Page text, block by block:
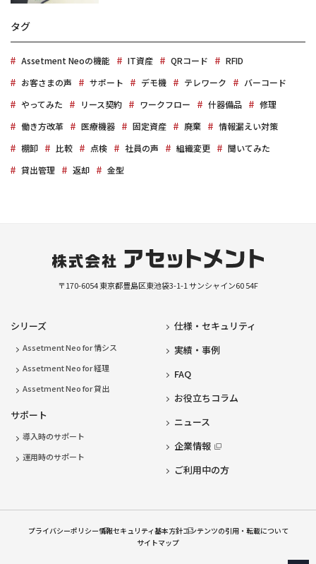
タグ
Assetment Neoの機能 IT資産 QRコード
RFID
お客さまの声
サポート デモ機 テレワーク
バーコード
やってみた
リース契約 ワークフロー 什器備品
修理
働き方改革
医療機器 固定資産 廃棄
情報漏えい対策
棚卸
比較 点検 社員の声 組織変更
聞いてみた
貸出管理
返却 金型
〒170-6054東京都豊島区東池袋3-1-1 サンシャイン60 54F
シリーズ
Assetment Neo for 情シス
Assetment Neo for 経理
Assetment Neo for 貸出
サポート
導入時のサポート
運用時のサポート
仕様・セキュリティ
実績・事例
FAQ
お役立ちコラム
ニュース
企業情報
ご利用中の方
プライバシーポリシー情報セキュリティ基本方針コンテンツの引用・転載について
サイトマップ